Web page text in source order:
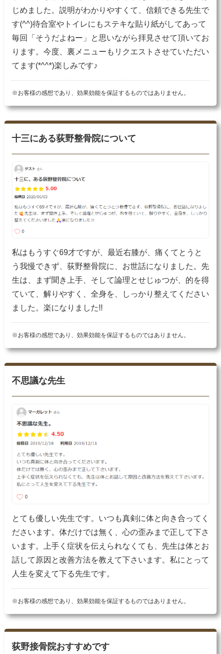
じめました。説明がわかりやすくて、信頼できる先生で
す(^^)待合室やトイレにもステキな貼り紙がしてあって
毎回「そうだよねー」と思いながら拝見させて頂いてお
ります。今度、裏メニューもリクエストさせていただい
てます(*^^*)楽しみです♪
※お客様の感想であり、効果効能を保証するものではありません。
十三にある荻野整骨院について
私はもうすぐ69才ですが、最近右膝が、痛くてとうと
う我慢できず、荻野整骨院に、お世話になりました。先
生は、まず聞き上手、そして論理とせじゅつが、的を得
ていて、解りやすく、全身を、しっかり整えてください
ました。楽になりました!!
※お客様の感想であり、効果効能を保証するものではありません。
不思議な先生
とても優しい先生です。いつも真剣に体と向き合ってく
ださいます。体だけでは無く、心の歪みまで正して下さ
います。上手く症状を伝えられなくても、先生は体とお
話して原因と改善方法を教えて下さいます。私にとって
人生を変えて下る先生です。
※お客様の感想であり、効果効能を保証するものではありません。
荻野接骨院おすすめです